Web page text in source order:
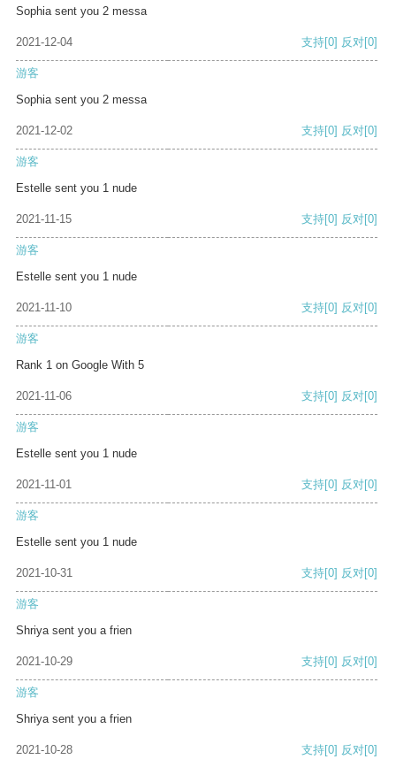
Sophia sent you 2 messa
2021-12-04 支持[0] 反对[0]
游客
Sophia sent you 2 messa
2021-12-02 支持[0] 反对[0]
游客
Estelle sent you 1 nude
2021-11-15 支持[0] 反对[0]
游客
Estelle sent you 1 nude
2021-11-10 支持[0] 反对[0]
游客
Rank 1 on Google With 5
2021-11-06 支持[0] 反对[0]
游客
Estelle sent you 1 nude
2021-11-01 支持[0] 反对[0]
游客
Estelle sent you 1 nude
2021-10-31 支持[0] 反对[0]
游客
Shriya sent you a frien
2021-10-29 支持[0] 反对[0]
游客
Shriya sent you a frien
2021-10-28 支持[0] 反对[0]